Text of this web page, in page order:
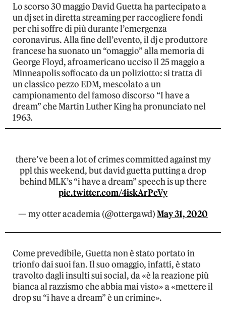
Lo scorso 30 maggio David Guetta ha partecipato a
un dj set in diretta streaming per raccogliere fondi
per chi soffre di più durante l’emergenza
coronavirus. Alla fine dell’evento, il dj e produttore
francese ha suonato un “omaggio” alla memoria di
George Floyd, afroamericano ucciso il 25 maggio a
Minneapolis soffocato da un poliziotto: si tratta di
un classico pezzo EDM, mescolato a un
campionamento del famoso discorso “I have a
dream” che Martin Luther King ha pronunciato nel
1963.
there’ve been a lot of crimes committed against my
ppl this weekend, but david guetta putting a drop
behind MLK’s “i have a dream” speech is up there
pic.twitter.com/4iskArPcVy
— my otter academia (@ottergawd)May 31, 2020
Come prevedibile, Guetta non è stato portato in
trionfo dai suoi fan. Il suo omaggio, infatti, è stato
travolto dagli insulti sui social, da «è la reazione più
bianca al razzismo che abbia mai visto» a «mettere il
drop su “i have a dream” è un crimine».